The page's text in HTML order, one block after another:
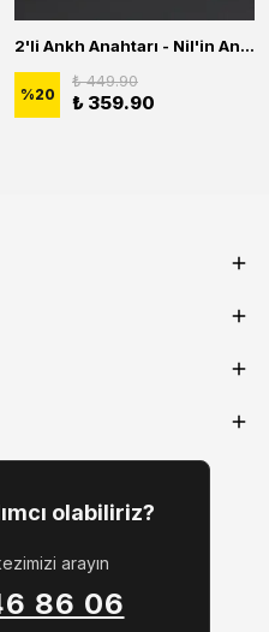
2'li Ankh Anahtarı - Nil'in Anahtarı - Kuru Kafa Erkek Kadın Kolye Seti
%20
₺ 449.90
₺ 359.90
olabiliriz?
arayın
86 06